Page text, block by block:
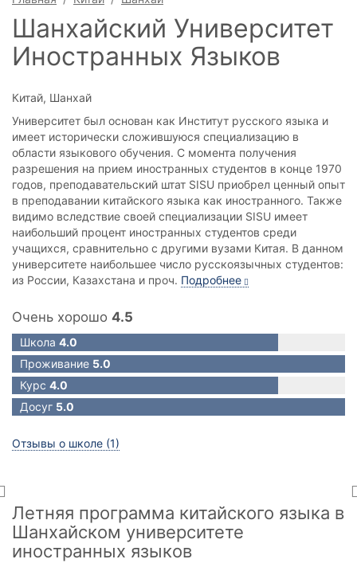
Каникулы для детей
Школьные обмены
Шанхайский Университет
Иностранных Языков
Китай, Шанхай
Университет был основан как Институт русского языка и
имеет исторически сложившуюся специализацию в
области языкового обучения. С момента получения
разрешения на прием иностранных студентов в конце 1970
годов, преподавательский штат SISU приобрел ценный опыт
в преподавании китайского языка как иностранного. Также
видимо вследствие своей специализации SISU имеет
наибольший процент иностранных студентов среди
учащихся, сравнительно с другими вузами Китая. В данном
университете наибольшее число русскоязычных студентов:
из России, Казахстана и проч. Подробнее
Очень хорошо 4.5
Школа 4.0
Проживание 5.0
Курс 4.0
Досуг 5.0
Отзывы о школе (1)
Летняя программа китайского языка в
Шанхайском университете
иностранных языков